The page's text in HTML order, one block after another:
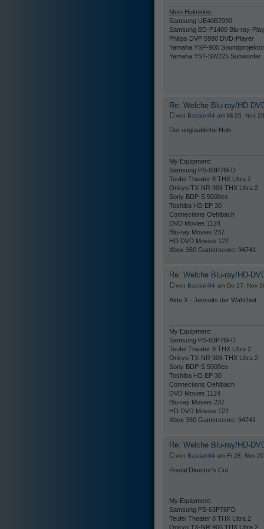
Mein Heimkino:
Samsung UE40B7090
Samsung BD-P1400 Blu-ray-
Philips DVP 5980 DVD-Player
Yamaha YSP-900 Soundprojektor
Yamaha YST-SW225 Subwoofer
Re: Welche Blu-ray/HD-
von Bastian84 am Mi 26. Nov
Der unglaubliche Hulk
My Equipment:
Samsung PS-63P76FD
Teufel Theater 8 THX Ultra 2
Onkyo TX-NR 906 THX Ultra 2
Sony BDP-S 5000es
Toshiba HD EP 30
Connections Oehlbach
DVD Movies 1124
Blu-ray Movies 237
HD DVD Movies 122
Xbox 360 Gamerscore: 94741
Re: Welche Blu-ray/HD-
von Bastian84 am Do 27. Nov
Akte X - Jenseits der Wahrheit
My Equipment:
Samsung PS-63P76FD
Teufel Theater 8 THX Ultra 2
Onkyo TX-NR 906 THX Ultra 2
Sony BDP-S 5000es
Toshiba HD EP 30
Connections Oehlbach
DVD Movies 1124
Blu-ray Movies 237
HD DVD Movies 122
Xbox 360 Gamerscore: 94741
Re: Welche Blu-ray/HD-
von Bastian84 am Fr 28. Nov
Postal Director's Cut
My Equipment:
Samsung PS-63P76FD
Teufel Theater 8 THX Ultra 2
Onkyo TX-NR 906 THX Ultra 2